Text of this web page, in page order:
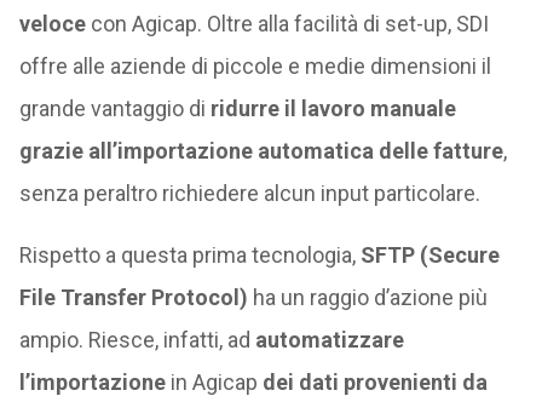
velocecon Agicap. Oltre alla facilità di set-up, SDI
offre alle aziende di piccole e medie dimensioni il
grande vantaggio di ridurre il lavoro manuale
grazie all’importazione automatica delle fatture,
senza peraltro richiedere alcun input particolare.
Rispetto a questa prima tecnologia, SFTP (Secure
File Transfer Protocol) ha un raggio d’azione più
ampio. Riesce, infatti, ad automatizzare
l’importazionein Agicap dei dati provenienti da